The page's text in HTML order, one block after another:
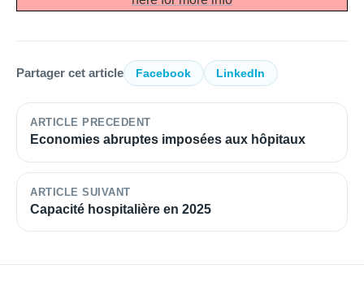
Partager cet article Facebook LinkedIn
ARTICLE PRECEDENT
Economies abruptes imposées aux hôpitaux
ARTICLE SUIVANT
Capacité hospitalière en 2025